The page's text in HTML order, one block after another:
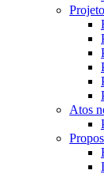
Atos